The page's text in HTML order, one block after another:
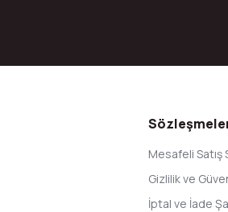
Mesafeli Satış
Gizlilik ve
İptal ve İade